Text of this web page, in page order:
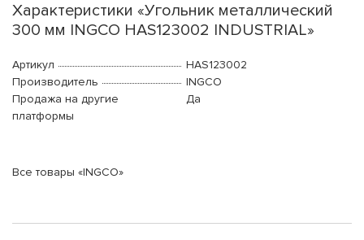
Характеристики «Угольник металлический
300 мм INGCO HAS123002 INDUSTRIAL»
Артикул
HAS123002
Производитель
INGCO
Продажа на другие
платформы
Да
Все товары «INGCO»